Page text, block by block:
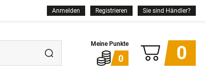
Anmelden Registrieren Sie sind Händler?
0 0